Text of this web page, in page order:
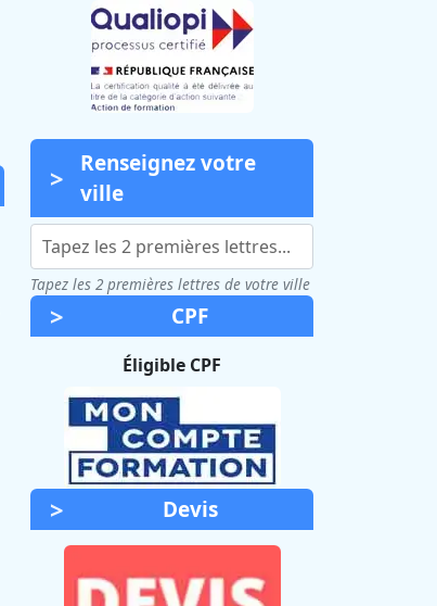
Renseignez votre
ville
Tapez les 2 premières lettres de votre ville
CPF
Éligible CPF
Devis